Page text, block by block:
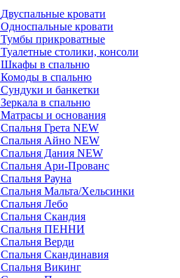
Двуспальные кровати
Односпальные кровати
Тумбы прикроватные
Туалетные столики, консоли
Шкафы в спальню
Комоды в спальню
Сундуки и банкетки
Зеркала в спальню
Матрасы и основания
Спальня Грета NEW
Спальня Айно NEW
Спальня Дания NEW
Спальня Ари-Прованс
Спальня Рауна
Спальня Мальта/Хельсинки
Спальня Лебо
Спальня Скандия
Спальня ПЕННИ
Спальня Верди
Спальня Скандинавия
Спальня Викинг